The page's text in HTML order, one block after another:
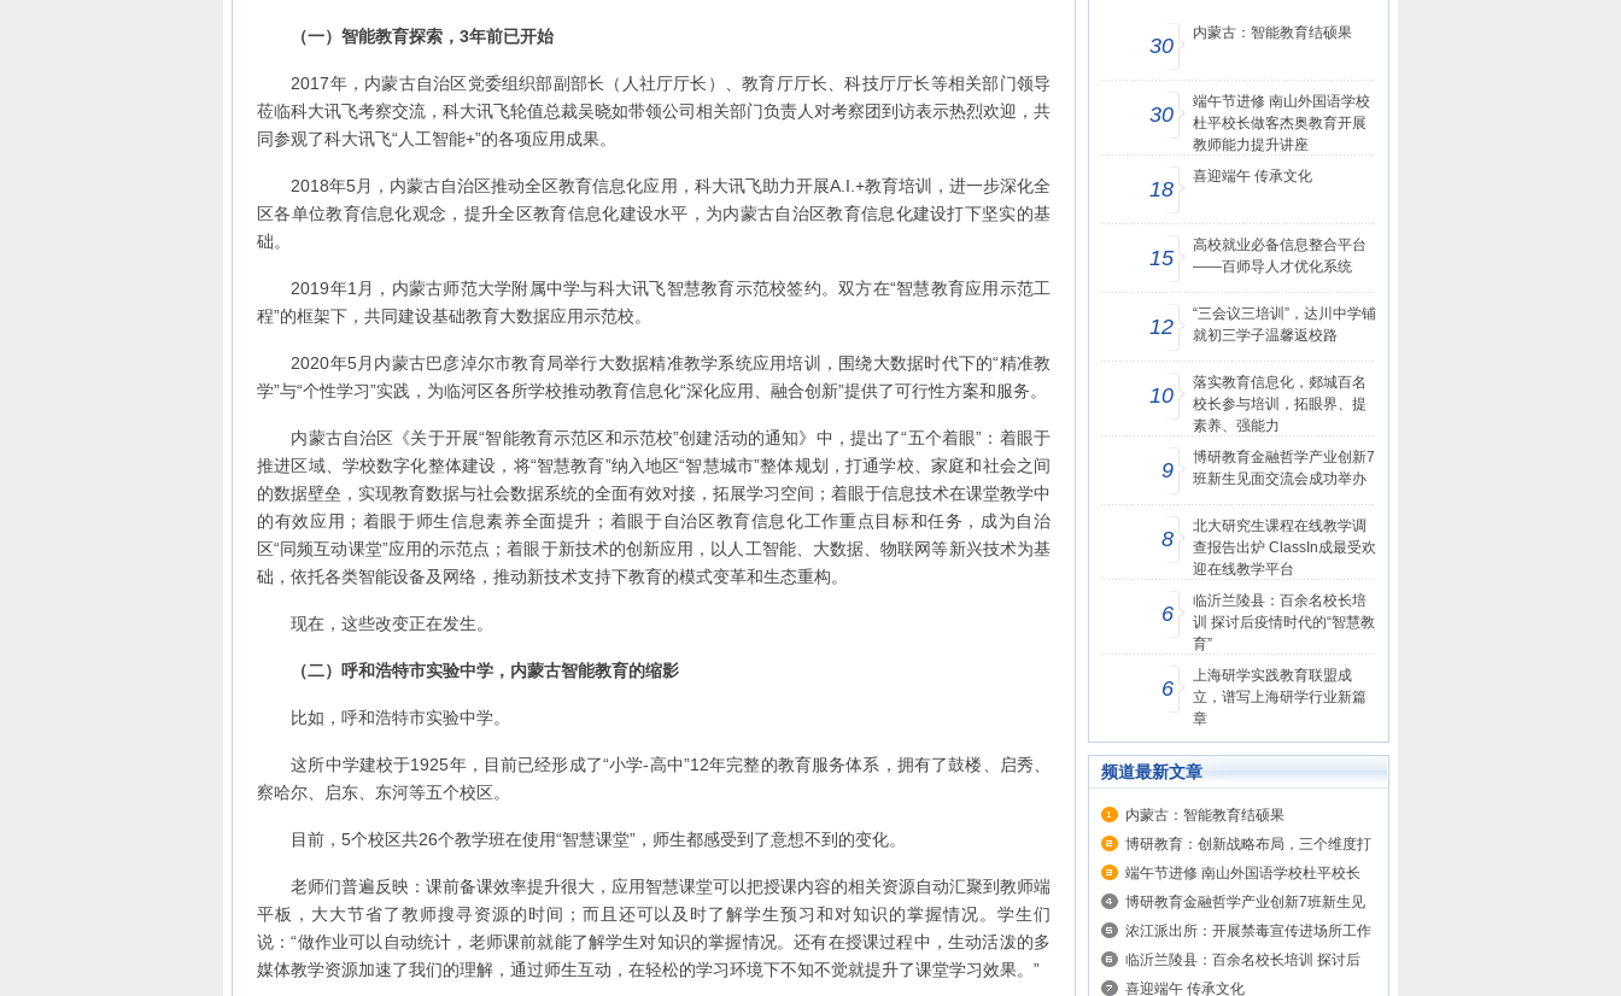
（一）智能教育探索，3年前已开始
2017年，内蒙古自治区党委组织部副部长（人社厅厅长）、教育厅厅长、科技厅厅长等相关部门领导
莅临科大讯飞考察交流，科大讯飞轮值总裁吴晓如带领公司相关部门负责人对考察团到访表示热烈欢迎，共
同参观了科大讯飞“人工智能+”的各项应用成果。
2018年5月，内蒙古自治区推动全区教育信息化应用，科大讯飞助力开展A.I.+教育培训，进一步深化全
区各单位教育信息化观念，提升全区教育信息化建设水平，为内蒙古自治区教育信息化建设打下坚实的基
础。
2019年1月，内蒙古师范大学附属中学与科大讯飞智慧教育示范校签约。双方在“智慧教育应用示范工
程”的框架下，共同建设基础教育大数据应用示范校。
2020年5月内蒙古巴彦淖尔市教育局举行大数据精准教学系统应用培训，围绕大数据时代下的“精准教
学”与“个性学习”实践，为临河区各所学校推动教育信息化“深化应用、融合创新”提供了可行性方案和服务。
内蒙古自治区《关于开展“智能教育示范区和示范校”创建活动的通知》中，提出了“五个着眼”：着眼于
推进区域、学校数字化整体建设，将“智慧教育”纳入地区“智慧城市”整体规划，打通学校、家庭和社会之间
的数据壁垒，实现教育数据与社会数据系统的全面有效对接，拓展学习空间；着眼于信息技术在课堂教学中
的有效应用；着眼于师生信息素养全面提升；着眼于自治区教育信息化工作重点目标和任务，成为自治
区“同频互动课堂”应用的示范点；着眼于新技术的创新应用，以人工智能、大数据、物联网等新兴技术为基
础，依托各类智能设备及网络，推动新技术支持下教育的模式变革和生态重构。
现在，这些改变正在发生。
（二）呼和浩特市实验中学，内蒙古智能教育的缩影
比如，呼和浩特市实验中学。
这所中学建校于1925年，目前已经形成了“小学-高中”12年完整的教育服务体系，拥有了鼓楼、启秀、
察哈尔、启东、东河等五个校区。
目前，5个校区共26个教学班在使用“智慧课堂”，师生都感受到了意想不到的变化。
老师们普遍反映：课前备课效率提升很大，应用智慧课堂可以把授课内容的相关资源自动汇聚到教师端
平板，大大节省了教师搜寻资源的时间；而且还可以及时了解学生预习和对知识的掌握情况。学生们
说：“做作业可以自动统计，老师课前就能了解学生对知识的掌握情况。还有在授课过程中，生动活泼的多
媒体教学资源加速了我们的理解，通过师生互动，在轻松的学习环境下不知不觉就提升了课堂学习效果。”
30
内蒙古：智能教育结硕果
30
端午节进修 南山外国语学校
杜平校长做客杰奥教育开展
教师能力提升讲座
18
喜迎端午 传承文化
15
高校就业必备信息整合平台
——百师导人才优化系统
12
“三会议三培训”，达川中学铺
就初三学子温馨返校路
10
落实教育信息化，郯城百名
校长参与培训，拓眼界、提
素养、强能力
9
博研教育金融哲学产业创新7
班新生见面交流会成功举办
8
北大研究生课程在线教学调
查报告出炉 ClassIn成最受欢
迎在线教学平台
6
临沂兰陵县：百余名校长培
训 探讨后疫情时代的“智慧教
育”
6
上海研学实践教育联盟成
立，谱写上海研学行业新篇
章
频道最新文章
内蒙古：智能教育结硕果
博研教育：创新战略布局，三个维度打
造...
端午节进修 南山外国语学校杜平校长
做...
博研教育金融哲学产业创新7班新生见
面...
浓江派出所：开展禁毒宣传进场所工作
临沂兰陵县：百余名校长培训 探讨后
疫...
喜迎端午 传承文化